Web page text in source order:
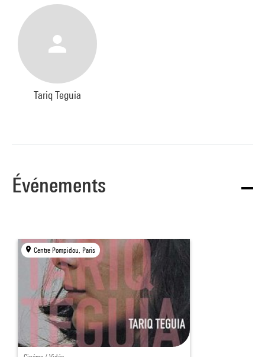
Tariq Teguia
Événements
Centre Pompidou, Paris